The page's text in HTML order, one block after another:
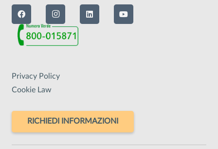
Privacy Policy
Cookie Law
RICHIEDI INFORMAZIONI